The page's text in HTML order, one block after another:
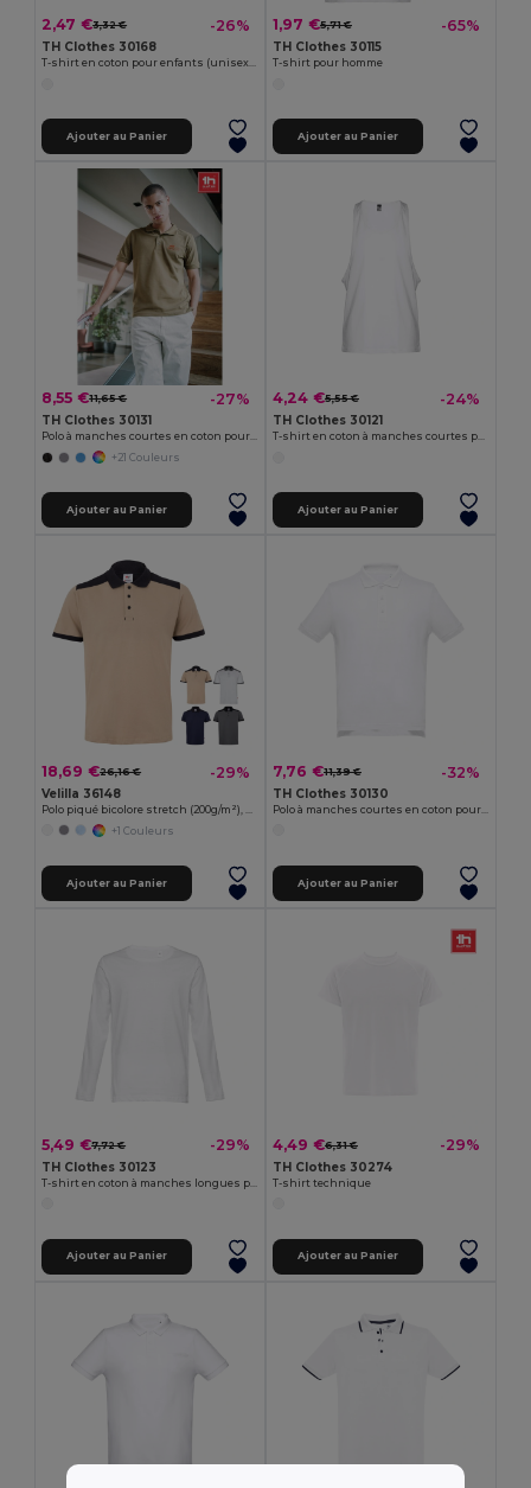
2,47 €3,32 € -26%
TH Clothes 30168
T-shirt en coton pour enfants (unisexe)
Ajouter au Panier
1,97 €5,71 € -65%
TH Clothes 30115
T-shirt pour homme
Ajouter au Panier
8,55 €11,65 € -27%
TH Clothes 30131
Polo à manches courtes en coton pour hommes
+21 Couleurs
Ajouter au Panier
4,24 €5,55 € -24%
TH Clothes 30121
T-shirt en coton à manches courtes pour hommes
Ajouter au Panier
18,69 €26,16 € -29%
Velilla 36148
Polo piqué bicolore stretch (200g/m²), manches courtes, en polyester (96%) et élasthanne (4%)
+1 Couleurs
Ajouter au Panier
7,76 €11,39 € -32%
TH Clothes 30130
Polo à manches courtes en coton pour hommes. Couleur blanche
Ajouter au Panier
5,49 €7,72 € -29%
TH Clothes 30123
Ajouter au Panier
4,49 €6,31 € -29%
TH Clothes 30274
T-shirt technique
Ajouter au Panier